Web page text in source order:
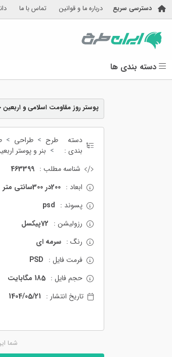
دسترسی سریع درباره ما و قوانین تماس با ما
دسته بندی ها
پوستر روز مقاومت اسلامی و
دسته
بندی :
طرح طراحی
بنر و پوستر
شناسه مطلب : 463399
ابعاد : 200در 300سانتی متر
پسوند : psd
رزولیشن : 72پیکسل
رنگ : سرمه ای
فرمت فایل : PSD
حجم فایل : 185 مگابایت
تاریخ انتشار : 1404/05/21
شما